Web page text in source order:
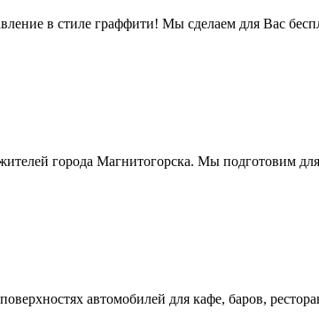
в стиле граффити! Мы сделаем для Вас
города Магнитогорска. Мы подготовим
автомобилей для кафе, баров,